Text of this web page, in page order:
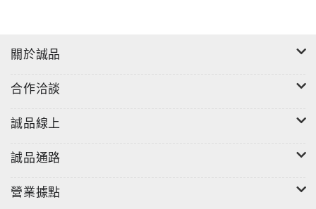
關於誠品
合作洽談
誠品線上
誠品通路
營業據點